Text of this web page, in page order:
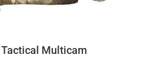
Multicam